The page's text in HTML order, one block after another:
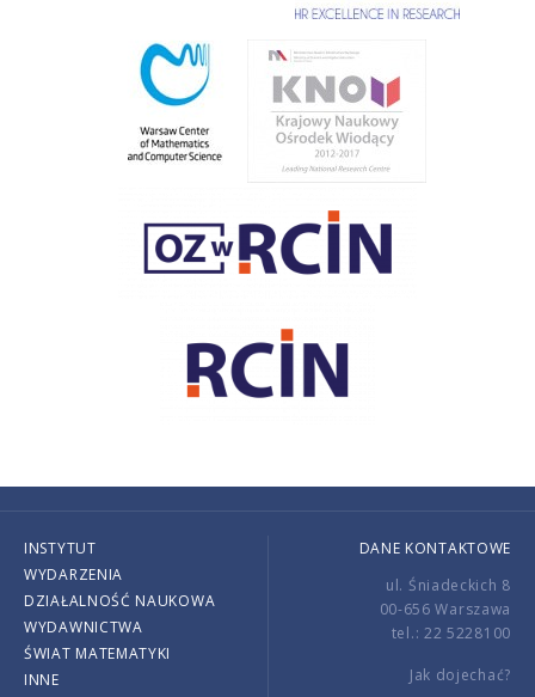
INSTYTUT
WYDARZENIA
DZIAŁALNOŚĆ NAUKOWA
WYDAWNICTWA
ŚWIAT MATEMATYKI
INNE
DANE KONTAKTOWE
ul. Śniadeckich 8
00-656 Warszawa
tel.: 22 5228100
Jak dojechać?